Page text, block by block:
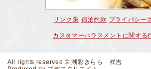
リンク集 宿泊約款 プライバシー
カスタマーハラスメントに関する
All rights reserved © 潮彩きらら 祥吉